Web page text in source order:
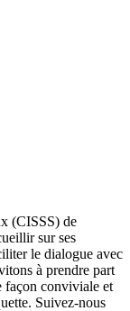
(CISSS) de
sur ses
le dialogue avec
à prendre part
façon conviviale et
Suivez-nous